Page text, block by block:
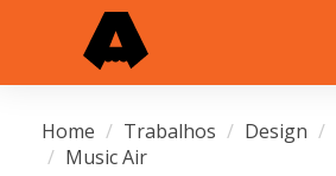
Home Trabalhos Design
Music Air